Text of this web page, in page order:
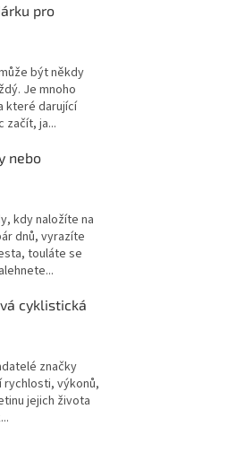
pro
být někdy
Je mnoho
které darující
začít, ja...
nebo
kdy naložíte na
dnů, vyrazíte
touláte se
cyklistická
značky
rychlosti, výkonů,
jejich života